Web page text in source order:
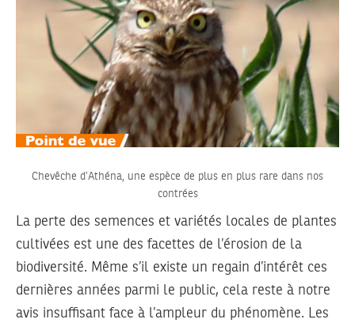
Chevêche d’Athéna, une espèce de plus en plus rare dans nos
contrées
La perte des semences et variétés locales de plantes
cultivées est une des facettes de l’érosion de la
biodiversité. Même s’il existe un regain d’intérêt ces
dernières années parmi le public, cela reste à notre
avis insuffisant face à l’ampleur du phénomène. Les